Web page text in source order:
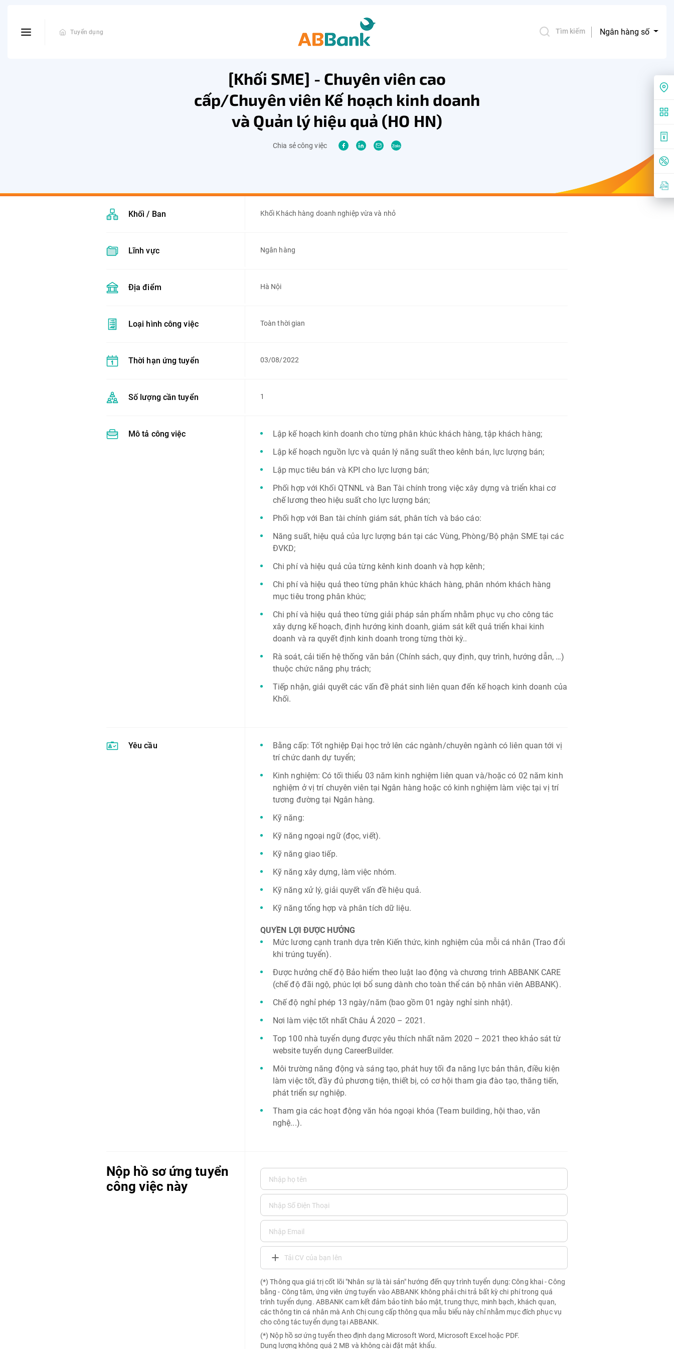
Tuyển dụng Tìm kiếm Ngân hàng số
[Khối SME] - Chuyên viên cao
cấp/Chuyên viên Kế hoạch kinh doanh
và Quản lý hiệu quả (HO HN)
Chia sẻ công việc
Khối / Ban Khối Khách hàng doanh nghiệp vừa và nhỏ
Lĩnh vực Ngân hàng
Địa điểm Hà Nội
Loại hình công việc Toàn thời gian
Thời hạn ứng tuyển 03/08/2022
Số lượng cần tuyển 1
Mô tả công việc
Lập kế hoạch kinh doanh cho từng phân khúc khách hàng, tập khách hàng;
Lập kế hoạch nguồn lực và quản lý năng suất theo kênh bán, lực lượng bán;
Lập mục tiêu bán và KPI cho lực lượng bán;
Phối hợp với Khối QTNNL và Ban Tài chính trong việc xây dựng và triển khai cơ
chế lương theo hiệu suất cho lực lượng bán;
Phối hợp với Ban tài chính giám sát, phân tích và báo cáo:
Năng suất, hiệu quả của lực lượng bán tại các Vùng, Phòng/Bộ phận SME tại các
ĐVKD;
Chi phí và hiệu quả của từng kênh kinh doanh và hợp kênh;
Chi phí và hiệu quả theo từng phân khúc khách hàng, phân nhóm khách hàng
mục tiêu trong phân khúc;
Chi phí và hiệu quả theo từng giải pháp sản phẩm nhằm phục vụ cho công tác
xây dựng kế hoạch, định hướng kinh doanh, giám sát kết quả triển khai kinh
doanh và ra quyết định kinh doanh trong từng thời kỳ..
Rà soát, cải tiến hệ thống văn bản (Chính sách, quy định, quy trình, hướng dẫn, …)
thuộc chức năng phụ trách;
Tiếp nhận, giải quyết các vấn đề phát sinh liên quan đến kế hoạch kinh doanh của
Khối.
Yêu cầu
Bằng cấp: Tốt nghiệp Đại học trở lên các ngành/chuyên ngành có liên quan tới vị
trí chức danh dự tuyển;
Kinh nghiệm: Có tối thiểu 03 năm kinh nghiệm liên quan và/hoặc có 02 năm kinh
nghiệm ở vị trí chuyên viên tại Ngân hàng hoặc có kinh nghiệm làm việc tại vị trí
tương đường tại Ngân hàng.
Kỹ năng:
Kỹ năng ngoại ngữ (đọc, viết).
Kỹ năng giao tiếp.
Kỹ năng xây dựng, làm việc nhóm.
Kỹ năng xử lý, giải quyết vấn đề hiệu quả.
Kỹ năng tổng hợp và phân tích dữ liệu.
QUYỀN LỢI ĐƯỢC HƯỞNG
Mức lương cạnh tranh dựa trên Kiến thức, kinh nghiệm của mỗi cá nhân (Trao đổi
khi trúng tuyển).
Được hưởng chế độ Bảo hiểm theo luật lao động và chương trình ABBANK CARE
(chế độ đãi ngộ, phúc lợi bổ sung dành cho toàn thể cán bộ nhân viên ABBANK).
Chế độ nghỉ phép 13 ngày/năm (bao gồm 01 ngày nghỉ sinh nhật).
Nơi làm việc tốt nhất Châu Á 2020 – 2021.
Top 100 nhà tuyển dụng được yêu thích nhất năm 2020 – 2021 theo khảo sát từ
website tuyển dụng CareerBuilder.
Môi trường năng động và sáng tạo, phát huy tối đa năng lực bản thân, điều kiện
làm việc tốt, đầy đủ phương tiện, thiết bị, có cơ hội tham gia đào tạo, thăng tiến,
phát triển sự nghiệp.
Tham gia các hoạt động văn hóa ngoại khóa (Team building, hội thao, văn
nghệ...).
Nộp hồ sơ ứng tuyển
công việc này
Tải CV của bạn lên
(*) Thông qua giá trị cốt lõi "Nhân sự là tài sản" hướng đến quy trình tuyển dụng: Công khai - Công
bằng - Công tâm, ứng viên ứng tuyển vào ABBANK không phải chi trả bất kỳ chi phí trong quá
trình tuyển dụng. ABBANK cam kết đảm bảo tính bảo mật, trung thực, minh bạch, khách quan,
các thông tin cá nhân mà Anh Chị cung cấp thông qua mẫu biểu này chỉ nhằm mục đích phục vụ
cho công tác tuyển dụng tại ABBANK.
(*) Nộp hồ sơ ứng tuyển theo định dạng Microsoft Word, Microsoft Excel hoặc PDF.
Dung lượng không quá 2 MB và không cài đặt mật khẩu.